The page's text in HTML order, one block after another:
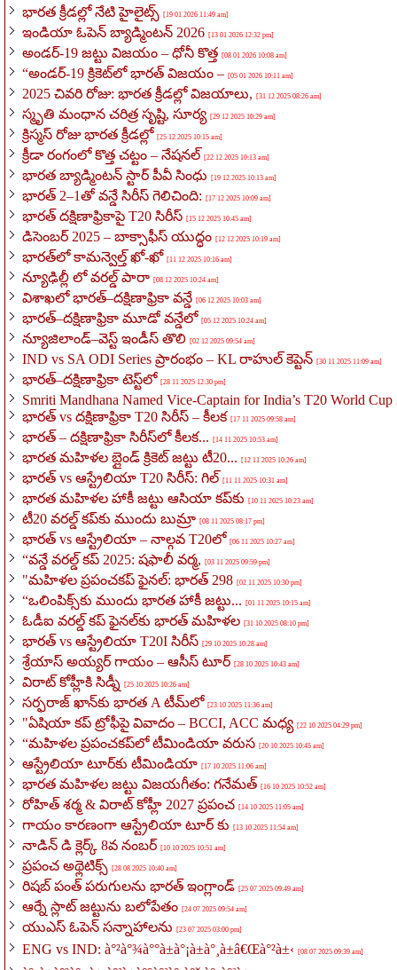
భారత క్రీడల్లో నేటి హైలైట్స్ [19 01 2026 11:49 am]
ఇండియా ఓపెన్ బ్యాడ్మింటన్ 2026 [13 01 2026 12:32 pm]
అండర్-19 జట్టు విజయం – ధోనీ కొత్త [08 01 2026 10:08 am]
“అండర్-19 క్రికెట్‌లో భారత్ విజయం – [05 01 2026 10:11 am]
2025 చివరి రోజు: భారత క్రీడల్లో విజయాలు, [31 12 2025 08:26 am]
స్మృతి మంధాన చరిత్ర సృష్టి, సూర్య [29 12 2025 10:29 am]
క్రిస్మస్‌ రోజు భారత క్రీడల్లో [25 12 2025 10:15 am]
క్రీడా రంగంలో కొత్త చట్టం – నేషనల్ [22 12 2025 10:13 am]
భారత బ్యాడ్మింటన్ స్టార్ పీవీ సింధు [19 12 2025 10:13 am]
భారత్ 2–1తో వన్డే సిరీస్ గెలిచింది: [17 12 2025 10:09 am]
భారత్ దక్షిణాఫ్రికాపై T20 సిరీస్ [15 12 2025 10:45 am]
డిసెంబర్ 2025 – బాక్సాఫీస్ యుద్ధం [12 12 2025 10:19 am]
భారత్‌లో కామన్వెల్త్ ఖో-ఖో [11 12 2025 10:16 am]
న్యూఢిల్లీ లో వరల్డ్ పారా [08 12 2025 10:24 am]
విశాఖలో భారత్–దక్షిణాఫ్రికా వన్డే [06 12 2025 10:03 am]
భారత్–దక్షిణాఫ్రికా మూడో వన్డేలో [05 12 2025 10:24 am]
న్యూజిలాండ్–వెస్ట్ ఇండీస్ తొలి [02 12 2025 09:54 am]
IND vs SA ODI Series ప్రారంభం – KL రాహుల్ కెప్టెన్ [30 11 2025 11:09 am]
భారత్–దక్షిణాఫ్రికా టెస్ట్‌లో [28 11 2025 12:30 pm]
Smriti Mandhana Named Vice-Captain for India’s T20 World
భారత్ vs దక్షిణాఫ్రికా T20 సిరీస్ – కీలక [17 11 2025 09:58 am]
భారత్ – దక్షిణాఫ్రికా సిరీస్‌లో కీలక... [14 11 2025 10:53 am]
భారత మహిళల బ్లైండ్ క్రికెట్ జట్టు టీ20... [12 11 2025 10:26 am]
భారత్ vs ఆస్ట్రేలియా T20 సిరీస్: గిల్ [11 11 2025 10:31 am]
భారత మహిళల హాకీ జట్టు ఆసియా కప్‌కు [10 11 2025 10:23 am]
టీ20 వరల్డ్ కప్‌కు ముందు బుమ్రా [08 11 2025 08:17 pm]
భారత్ vs ఆస్ట్రేలియా – నాల్గవ T20లో [06 11 2025 10:27 am]
“వన్డే వరల్డ్ కప్ 2025: షఫాలీ వర్మ, [03 11 2025 09:59 pm]
"మహిళల ప్రపంచకప్ ఫైనల్: భారత్ 298 [02 11 2025 10:30 pm]
“ఒలింపిక్స్‌కు ముందు భారత హాకీ జట్టు... [01 11 2025 10:15 am]
ఓడీఐ వరల్డ్ కప్ ఫైనల్‌కు భారత్ మహిళల [31 10 2025 08:10 pm]
భారత్ vs ఆస్ట్రేలియా T20I సిరీస్ [29 10 2025 10:28 am]
శ్రేయాస్ అయ్యర్ గాయం – ఆసీస్ టూర్ [28 10 2025 10:43 am]
విరాట్ కోహ్లీకి సిడ్నీ [25 10 2025 10:26 am]
సర్ఫరాజ్ ఖాన్‌కు భారత A టీమ్‌లో [23 10 2025 11:36 am]
"ఏషియా కప్ ట్రోఫీపై వివాదం – BCCI, ACC మధ్య [22 10 2025 04:29 pm]
“మహిళల ప్రపంచకప్‌లో టీమిండియా వరుస [20 10 2025 10:45 am]
ఆస్ట్రేలియా టూర్‌కు టీమిండియా [17 10 2025 11:06 am]
భారత మహిళల జట్టు విజయగీతం: గనేమత్ [16 10 2025 10:52 am]
రోహిత్ శర్మ & విరాట్ కోహ్లీ 2027 ప్రపంచ [14 10 2025 11:05 am]
గాయం కారణంగా ఆస్ట్రేలియా టూర్ కు [13 10 2025 11:54 am]
నాడిన్ డి క్లెర్క్ 8వ నంబర్ [10 10 2025 10:51 am]
ప్రపంచ అథ్లెటిక్స్ [28 08 2025 10:40 am]
రిషబ్ పంత్ పరుగులను భారత్ ఇంగ్లాండ్ [25 07 2025 09:49 am]
ఆర్నే స్లాట్ జట్టును బలోపేతం [24 07 2025 09:54 am]
యుఎస్ ఓపెన్ సన్నాహాలను [23 07 2025 03:00 pm]
ENG vs IND: à°²à°¾à°°à±à°¡à±à°¸à±â€Œà°²à±‹ [08 07 2025 09:39 am]